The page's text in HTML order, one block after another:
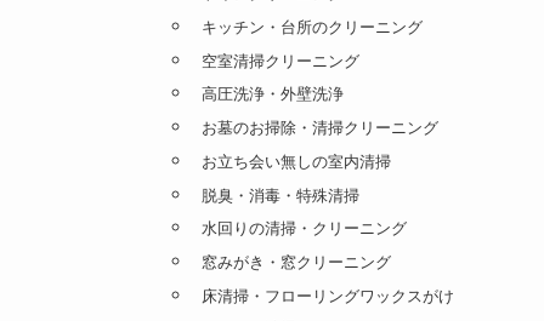
キッチン・台所のクリーニング
空室清掃クリーニング
高圧洗浄・外壁洗浄
お墓のお掃除・清掃クリーニング
お立ち会い無しの室内清掃
脱臭・消毒・特殊清掃
水回りの清掃・クリーニング
窓みがき・窓クリーニング
床清掃・フローリングワックスがけ